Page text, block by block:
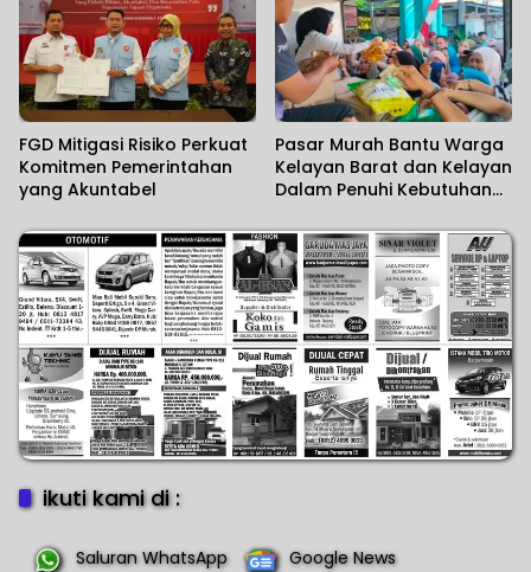
FGD Mitigasi Risiko Perkuat
Komitmen Pemerintahan
yang Akuntabel
Pasar Murah Bantu Warga
Kelayan Barat dan Kelayan
Dalam Penuhi Kebutuhan
ikuti kami di :
Saluran WhatsApp Google News